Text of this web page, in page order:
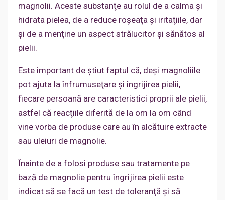
magnolii. Aceste substanţe au rolul de a calma şi
hidrata pielea, de a reduce roşeaţa şi iritaţiile, dar
şi de a menţine un aspect strălucitor şi sănătos al
pielii.
Este important de ştiut faptul că, deşi magnoliile
pot ajuta la înfrumuseţare şi îngrijirea pielii,
fiecare persoană are caracteristici proprii ale pielii,
astfel că reacţiile diferită de la om la om când
vine vorba de produse care au în alcătuire extracte
sau uleiuri de magnolie.
Înainte de a folosi produse sau tratamente pe
bază de magnolie pentru îngrijirea pielii este
indicat să se facă un test de toleranţă şi să